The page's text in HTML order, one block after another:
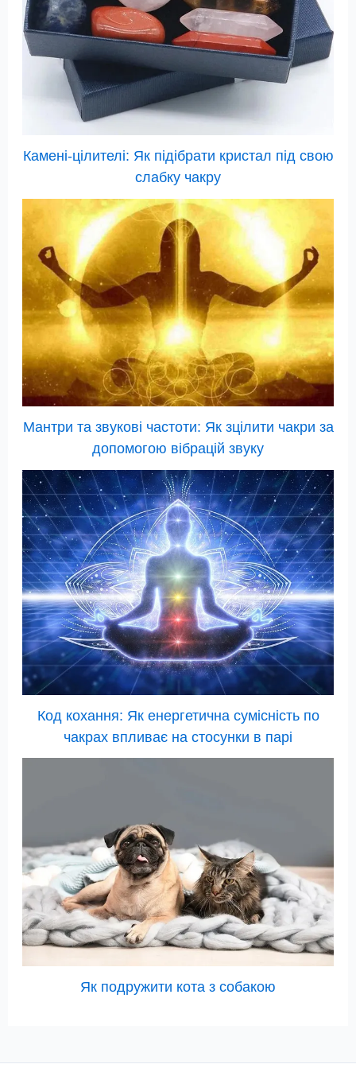
Камені-цілителі: Як підібрати кристал під свою
слабку чакру
Мантри та звукові частоти: Як зцілити чакри за
допомогою вібрацій звуку
Код кохання: Як енергетична сумісність по
чакрах впливає на стосунки в парі
Як подружити кота з собакою